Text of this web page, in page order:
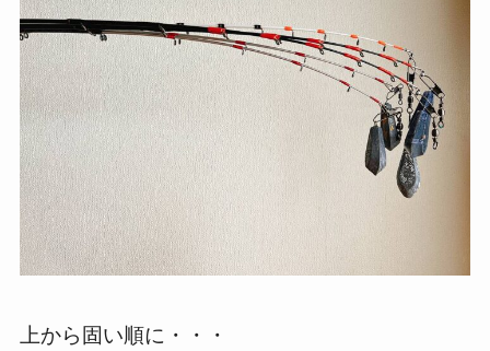
上から固い順に・・・